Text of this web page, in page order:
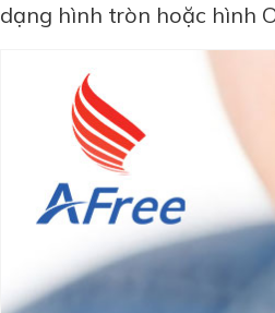
dạng hình tròn hoặc hình